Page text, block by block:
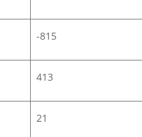
-815
413
21